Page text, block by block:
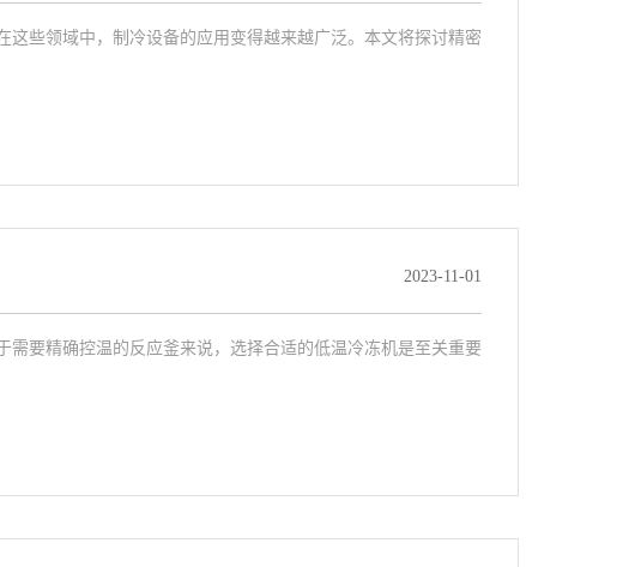
些领域中，制冷设备的应用变得越来越广泛。本文将探讨精密
2023-11-01
要精确控温的反应釜来说，选择合适的低温冷冻机是至关重要